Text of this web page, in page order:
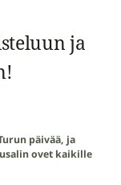
ja
päivää, ja
ovet kaikille